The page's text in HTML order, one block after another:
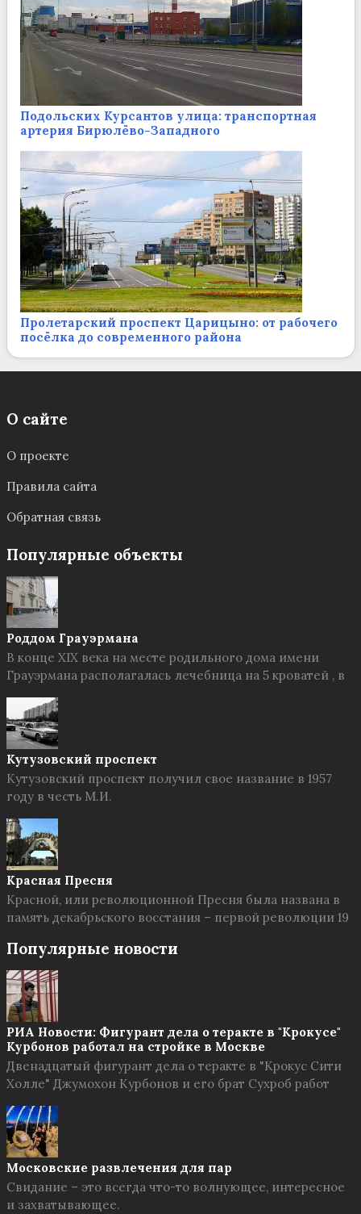
Подольских Курсантов улица: транспортная
артерия Бирюлёво-Западного
Пролетарский проспект Царицыно: от рабочего
посёлка до современного района
О сайте
О проекте
Правила сайта
Обратная связь
Популярные объекты
Роддом Грауэрмана
В конце XIX века на месте родильного дома имени
Грауэрмана располагалась лечебница на 5 кроватей , в
Кутузовский проспект
Кутузовский проспект получил свое название в 1957
году в честь М.И.
Красная Пресня
Красной, или революционной Пресня была названа в
память декабрьского восстания – первой революции 19
Популярные новости
РИА Новости: Фигурант дела о теракте в "Крокусе"
Курбонов работал на стройке в Москве
Двенадцатый фигурант дела о теракте в "Крокус Сити
Холле" Джумохон Курбонов и его брат Сухроб работ
Московские развлечения для пар
Свидание – это всегда что-то волнующее, интересное
и захватывающее.